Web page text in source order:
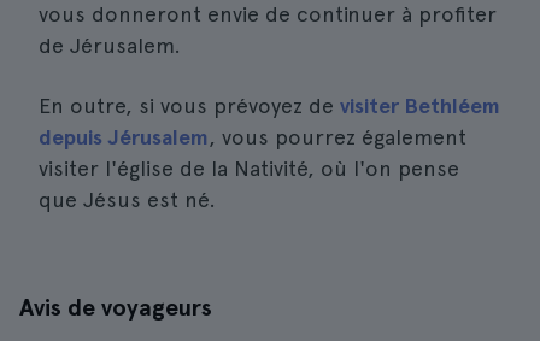
vous donneront envie de continuer à profiter
de Jérusalem.
En outre, si vous prévoyez de visiter Bethléem
depuis Jérusalem, vous pourrez également
visiter l'église de la Nativité, où l'on pense
que Jésus est né.
Avis de voyageurs